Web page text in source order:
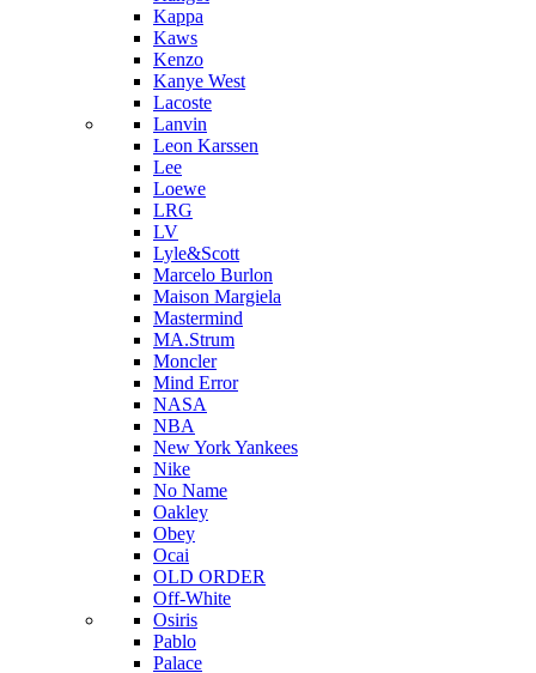
Kappa
Kaws
Kenzo
Kanye West
Lacoste
Lanvin
Leon Karssen
Lee
Loewe
LRG
LV
Lyle&Scott
Marcelo Burlon
Maison Margiela
Mastermind
MA.Strum
Moncler
Mind Error
NASA
NBA
New York Yankees
Nike
No Name
Oakley
Obey
Ocai
OLD ORDER
Off-White
Osiris
Pablo
Palace